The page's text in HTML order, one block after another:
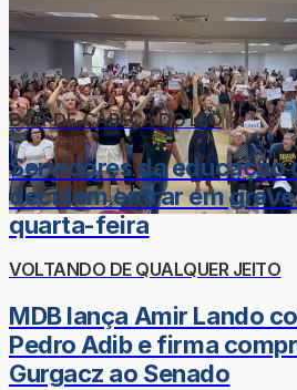
DOR-DE-CABEÇA DO LÉO
Servidores da educação
decidem entrar em
quarta-feira
VOLTANDO DE QUALQUER JEITO
MDB lança Amir Lando
Pedro Adib e firma
Gurgacz ao Senado